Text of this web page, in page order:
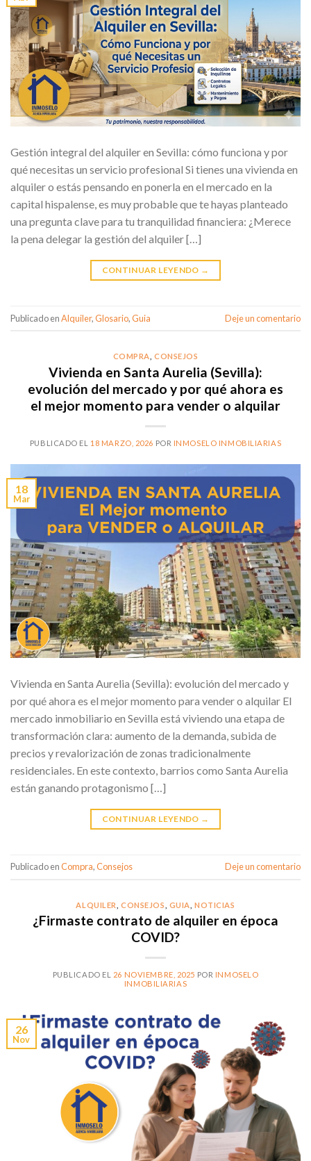
Gestión integral del alquiler en Sevilla: cómo funciona y por
qué necesitas un servicio profesional Si tienes una vivienda en
alquiler o estás pensando en ponerla en el mercado en la
capital hispalense, es muy probable que te hayas planteado
una pregunta clave para tu tranquilidad financiera: ¿Merece
la pena delegar la gestión del alquiler […]
CONTINUAR LEYENDO →
Publicado enAlquiler,Glosario,Guia Deje un comentario
COMPRA CONSEJOS
Vivienda en Santa Aurelia (Sevilla):
evolución del mercado y por qué ahora es
el mejor momento para vender o alquilar
PUBLICADO EL 18 MARZO, 2026 POR INMOSELO INMOBILIARIAS
18
Mar
Vivienda en Santa Aurelia (Sevilla): evolución del mercado y
por qué ahora es el mejor momento para vender o alquilar El
mercado inmobiliario en Sevilla está viviendo una etapa de
transformación clara: aumento de la demanda, subida de
precios y revalorización de zonas tradicionalmente
residenciales. En este contexto, barrios como Santa Aurelia
están ganando protagonismo […]
CONTINUAR LEYENDO →
Publicado enCompra,Consejos Deje un comentario
ALQUILER ,CONSEJOS GUIA ,NOTICIAS
¿Firmaste contrato de alquiler en época
COVID?
PUBLICADO EL 26 NOVIEMBRE, 2025 POR INMOSELO
INMOBILIARIAS
26
Nov